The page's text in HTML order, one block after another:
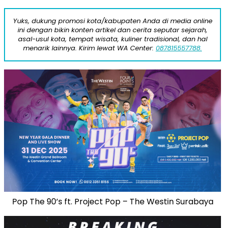
Yuks, dukung promosi kota/kabupaten Anda di media online
ini dengan bikin konten artikel dan cerita seputar sejarah,
asal-usul kota, tempat wisata, kuliner tradisional, dan hal
menarik lainnya. Kirim lewat WA Center: 087815557788.
Pop The 90’s ft. Project Pop – The Westin Surabaya